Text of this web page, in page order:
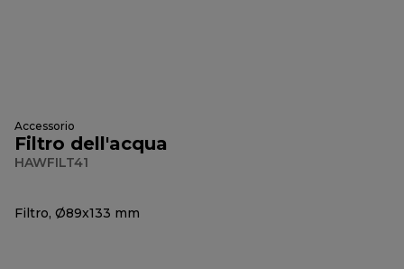
Accessorio
Filtro dell'acqua
HAWFILT41
Filtro, Ø89x133 mm